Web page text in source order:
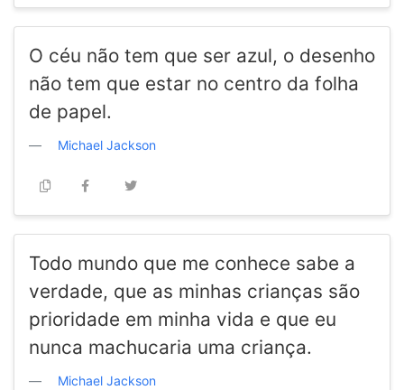
O céu não tem que ser azul, o desenho
não tem que estar no centro da folha
de papel.
Michael Jackson
Todo mundo que me conhece sabe a
verdade, que as minhas crianças são
prioridade em minha vida e que eu
nunca machucaria uma criança.
Michael Jackson